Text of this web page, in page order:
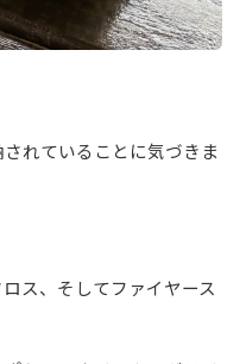
れていることに気づきま
ス、そしてファイヤース